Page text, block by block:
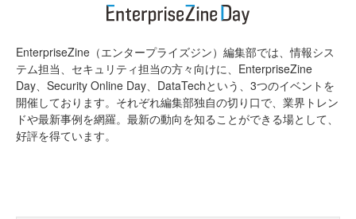
EnterpriseZine（エンタープライズジン）編集部では、情報シス
テム担当、セキュリティ担当の方々向けに、EnterpriseZine
Day、Security Online Day、DataTechという、3つのイベントを
開催しております。それぞれ編集部独自の切り口で、業界トレン
ドや最新事例を網羅。最新の動向を知ることができる場として、
好評を得ています。